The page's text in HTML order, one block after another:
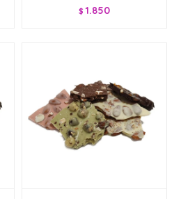
$ 1.850